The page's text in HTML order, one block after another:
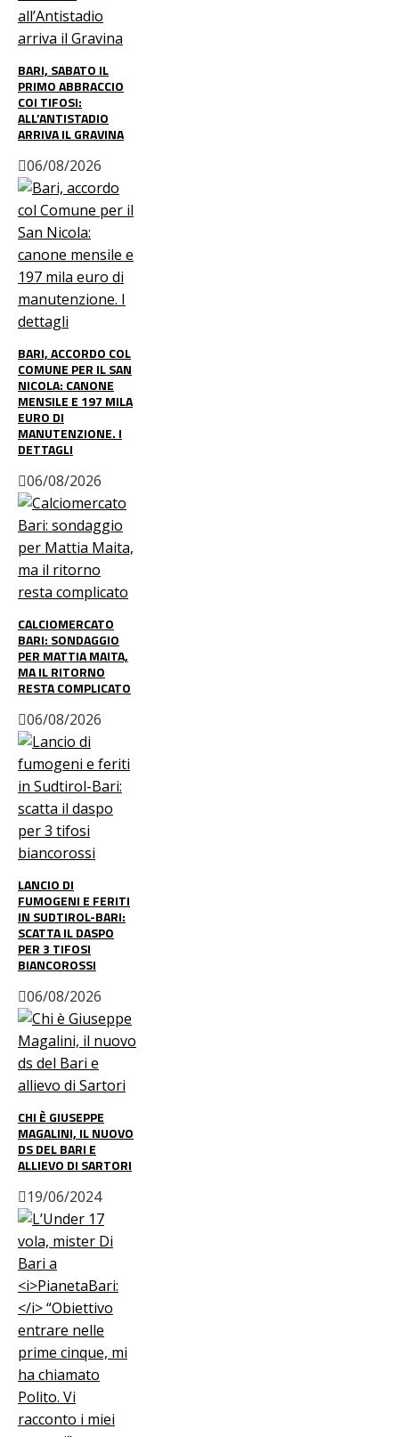
BARI, SABATO IL
PRIMO ABBRACCIO
COI TIFOSI:
ALL’ANTISTADIO
ARRIVA IL GRAVINA
06/08/2026
BARI, ACCORDO COL
COMUNE PER IL SAN
NICOLA: CANONE
MENSILE E 197 MILA
EURO DI
MANUTENZIONE. I
DETTAGLI
06/08/2026
CALCIOMERCATO
BARI: SONDAGGIO
PER MATTIA MAITA,
MA IL RITORNO
RESTA COMPLICATO
06/08/2026
LANCIO DI
FUMOGENI E FERITI
IN SUDTIROL-BARI:
SCATTA IL DASPO
PER 3 TIFOSI
BIANCOROSSI
06/08/2026
CHI È GIUSEPPE
MAGALINI, IL NUOVO
DS DEL BARI E
ALLIEVO DI SARTORI
19/06/2024